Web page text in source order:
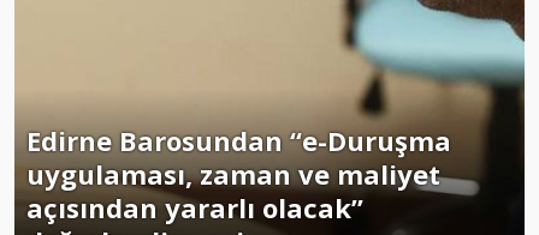
Edirne Barosundan “e-Duruşma
uygulaması, zaman ve maliyet
açısından yararlı olacak”